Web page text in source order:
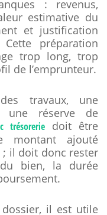
: revenus,
estimative du
et justification
préparation
trop long, trop
de l’emprunteur.
travaux, une
une réserve de
trésorerie doit être
montant ajouté
il doit donc rester
bien, la durée
il est utile